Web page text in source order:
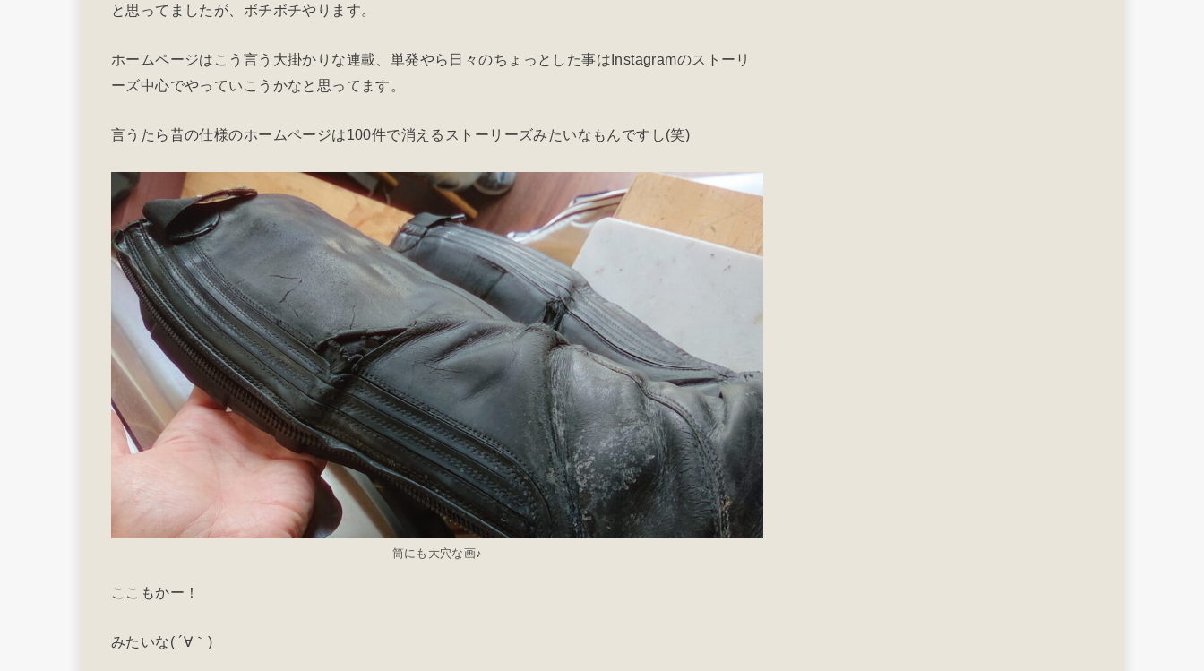
と思ってましたが、ボチボチやります。
ホームページはこう言う大掛かりな連載、単発やら日々のちょっとした事はInstagramのストーリ
ーズ中心でやっていこうかなと思ってます。
言うたら昔の仕様のホームページは100件で消えるストーリーズみたいなもんですし(笑)
筒にも大穴な画♪
ここもかー！
みたいな( ´∀｀)